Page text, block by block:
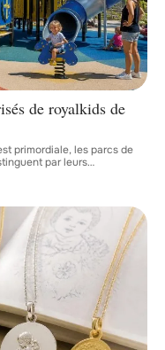
de royalkids de
primordiale, les parcs de
par leurs…